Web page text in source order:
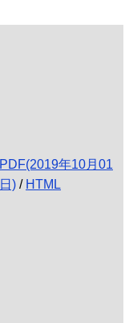
PDF(2019年10月01
日) / HTML